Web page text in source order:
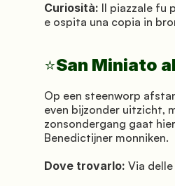
Curiosità: Il piazzale fu
e ospita una copia in
⭐San Miniato
Op een steenworp
even bijzonder uitzicht,
zonsondergang gaat
Benedictijner monniken.
Dove trovarlo: Via